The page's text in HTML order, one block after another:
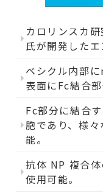
カロリンスカ
氏が開発したエ
ベシクル内部
表面にFc結合部
Fc部分に結合
胞であり、様
能。
抗体 NP 複合
使用可能。